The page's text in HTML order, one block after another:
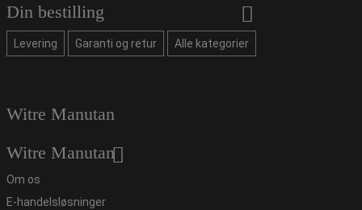
Din bestilling
Levering Garanti og retur Alle kategorier
Witre Manutan
Witre Manutan
Om os
E-handelsløsninger